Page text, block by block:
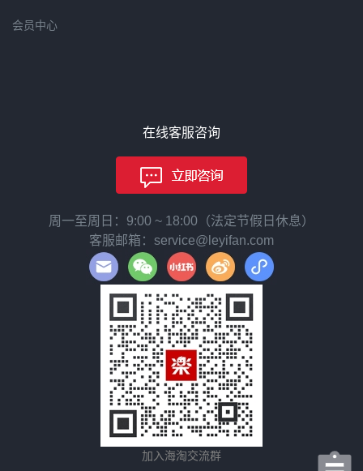
会员中心
在线客服咨询
周一至周日：9:00 ~ 18:00（法定节假日休息）
客服邮箱：service@leyifan.com
加入海淘交流群